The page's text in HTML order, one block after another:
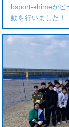
bsport-ehimeがビ
動を行いました！